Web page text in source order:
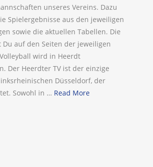
unseres Vereins. Dazu
Spielergebnisse aus den jeweiligen
sowie die aktuellen Tabellen. Die
Du auf den Seiten der jeweiligen
wird in Heerdt
Der Heerdter TV ist der einzige
Düsseldorf, der
Sowohl in … Read More